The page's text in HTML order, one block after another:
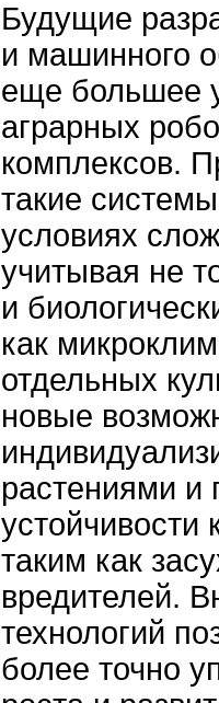
Будущие
и машинного
еще большее
аграрных
комплексов.
такие
условиях
учитывая не
и
как
отдельных
новые
растениями
таким как
вредителей.
технологий
более точно